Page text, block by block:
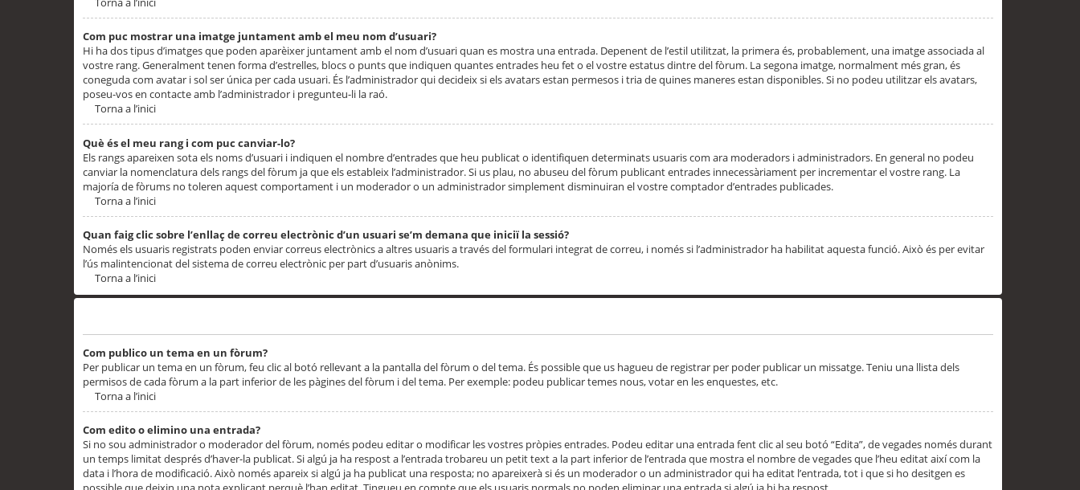
Com puc mostrar una imatge juntament amb el meu nom d’usuari?
Hi ha dos tipus d’imatges que poden aparèixer juntament amb el nom d’usuari quan es mostra una entrada. Depenent de l’estil utilitzat, la primera és, probablement, una imatge associada al
vostre rang. Generalment tenen forma d’estrelles, blocs o punts que indiquen quantes entrades heu fet o el vostre estatus dintre del fòrum. La segona imatge, normalment més gran, és
coneguda com avatar i sol ser única per cada usuari. És l’administrador qui decideix si els avatars estan permesos i tria de quines maneres estan disponibles. Si no podeu utilitzar els avatars,
poseu-vos en contacte amb l’administrador i pregunteu-li la raó.
Torna a l’inici
Què és el meu rang i com puc canviar-lo?
Els rangs apareixen sota els noms d’usuari i indiquen el nombre d’entrades que heu publicat o identifiquen determinats usuaris com ara moderadors i administradors. En general no podeu
canviar la nomenclatura dels rangs del fòrum ja que els estableix l’administrador. Si us plau, no abuseu del fòrum publicant entrades innecessàriament per incrementar el vostre rang. La
majoría de fòrums no toleren aquest comportament i un moderador o un administrador simplement disminuiran el vostre comptador d’entrades publicades.
Torna a l’inici
Quan faig clic sobre l’enllaç de correu electrònic d’un usuari se’m demana que iniciï la sessió?
Només els usuaris registrats poden enviar correus electrònics a altres usuaris a través del formulari integrat de correu, i només si l’administrador ha habilitat aquesta funció. Això és per evitar
l’ús malintencionat del sistema de correu electrònic per part d’usuaris anònims.
Torna a l’inici
Com publico un tema en un fòrum?
Per publicar un tema en un fòrum, feu clic al botó rellevant a la pantalla del fòrum o del tema. És possible que us hagueu de registrar per poder publicar un missatge. Teniu una llista dels
permisos de cada fòrum a la part inferior de les pàgines del fòrum i del tema. Per exemple: podeu publicar temes nous, votar en les enquestes, etc.
Torna a l’inici
Com edito o elimino una entrada?
Si no sou administrador o moderador del fòrum, només podeu editar o modificar les vostres pròpies entrades. Podeu editar una entrada fent clic al seu botó “Edita”, de vegades només durant
un temps limitat després d’haver-la publicat. Si algú ja ha respost a l’entrada trobareu un petit text a la part inferior de l’entrada que mostra el nombre de vegades que l’heu editat així com la
data i l’hora de modificació. Això només apareix si algú ja ha publicat una resposta; no apareixerà si és un moderador o un administrador qui ha editat l’entrada, tot i que si ho desitgen es